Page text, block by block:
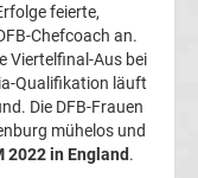
feierte,
Chefcoach an.
Viertelfinal-Aus bei
Qualifikation läuft
Die DFB-Frauen
mühelos und
2022 in England.